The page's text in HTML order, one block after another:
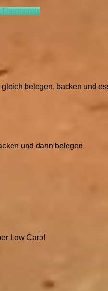
Thermomix
belegen, backen und
und dann belegen
Low Carb!